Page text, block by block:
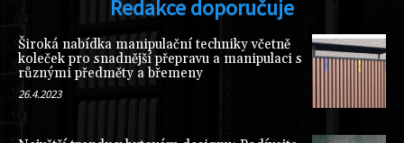
Redakce doporučuje
Široká nabídka manipulační techniky včetně
koleček pro snadnější přepravu a manipulaci s
různými předměty a břemeny
26.4.2023